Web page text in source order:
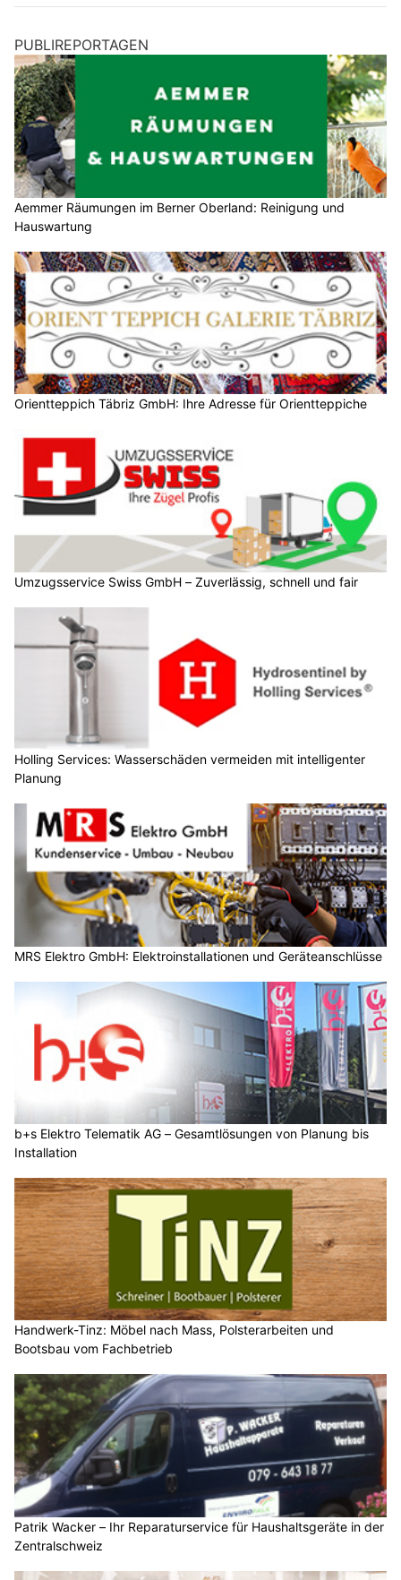
PUBLIREPORTAGEN
Aemmer Räumungen im Berner Oberland: Reinigung und
Hauswartung
Orientteppich Täbriz GmbH: Ihre Adresse für Orientteppiche
Umzugsservice Swiss GmbH – Zuverlässig, schnell und fair
Holling Services: Wasserschäden vermeiden mit intelligenter
Planung
MRS Elektro GmbH: Elektroinstallationen und Geräteanschlüsse
b+s Elektro Telematik AG – Gesamtlösungen von Planung bis
Installation
Handwerk-Tinz: Möbel nach Mass, Polsterarbeiten und
Bootsbau vom Fachbetrieb
Patrik Wacker – Ihr Reparaturservice für Haushaltsgeräte in der
Zentralschweiz